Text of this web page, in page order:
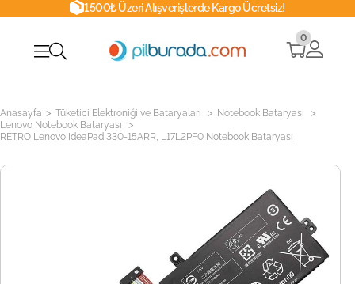
1500₺ Üzeri Alışverişlerde Kargo Ücretsiz!
0
Anasayfa > Tüketici Elektroniği ve Bataryaları > Notebook Bataryası >
Lenovo Notebook Bataryası >
RETRO Lenovo IdeaPad 330-15ARR, L17L2PF0 Notebook Bataryası